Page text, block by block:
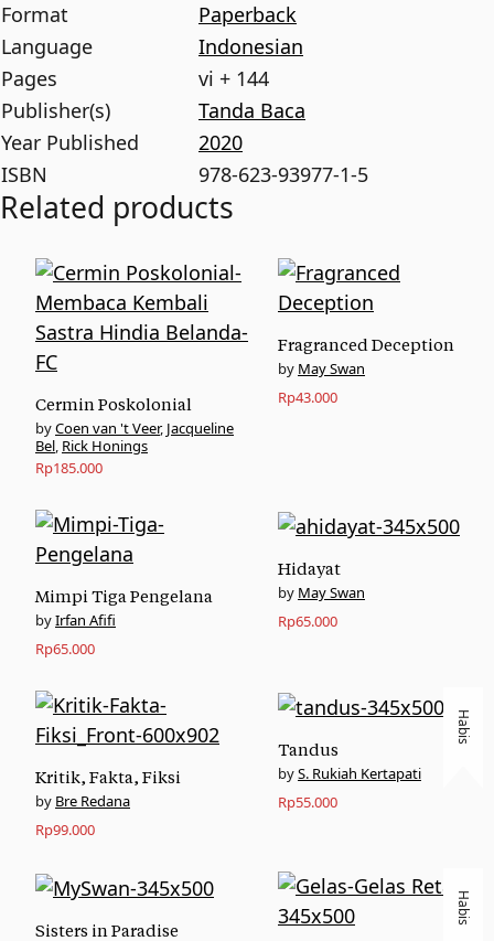
Format
Paperback
Language
Indonesian
Pages
vi + 144
Publisher(s)
Tanda Baca
Year Published
2020
ISBN
978-623-93977-1-5
Related products
Cermin Poskolonial
Coen van 't Veer, Jacqueline
Bel, Rick Honings
Rp185.000
Fragranced Deception
May Swan
Rp43.000
Mimpi Tiga Pengelana
Irfan Afifi
Rp65.000
Hidayat
May Swan
Rp65.000
Kritik, Fakta, Fiksi
Bre Redana
Rp99.000
Habis
Tandus
S. Rukiah Kertapati
Rp55.000
Sisters in Paradise
Habis